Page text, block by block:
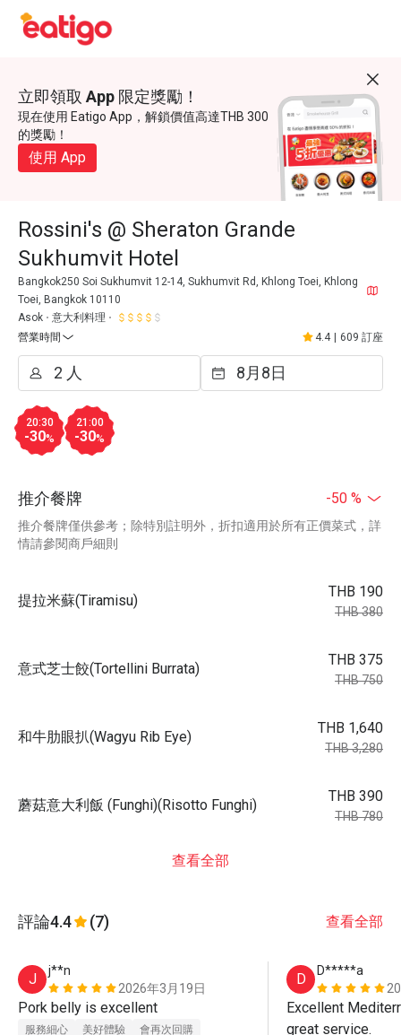
立即領取 App 限定獎勵！
現在使用 Eatigo App，解鎖價值高達THB 300
的獎勵！
使用 App
Rossini's @ Sheraton Grande
Sukhumvit Hotel
Bangkok250 Soi Sukhumvit 12-14, Sukhumvit Rd, Khlong Toei, Khlong
Toei, Bangkok 10110
Asok
意大利料理
營業時間
4.4 609 訂座
20:30
-30%
21:00
-30%
推介餐牌 -50 %
推介餐牌僅供參考；除特別註明外，折扣適用於所有正價菜式，詳
情請參閱商戶細則
提拉米蘇(Tiramisu)
THB 190
THB 380
意式芝士餃(Tortellini Burrata)
THB 375
THB 750
和牛肋眼扒(Wagyu Rib Eye)
THB 1,640
THB 3,280
蘑菇意大利飯 (Funghi)(Risotto Funghi)
THB 390
THB 780
查看全部
評論4.4 (7) 查看全部
J
j**n
2026年3月19日
服務細心 美好體驗 會再次回購
D
D*****a
Excellent
great service.